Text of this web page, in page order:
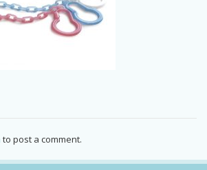
to post a comment.